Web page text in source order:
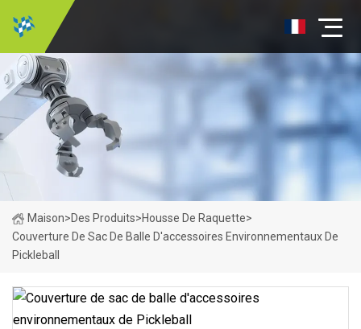
Maison>Des Produits>Housse De Raquette>
Couverture De Sac De Balle D'accessoires Environnementaux De
Pickleball